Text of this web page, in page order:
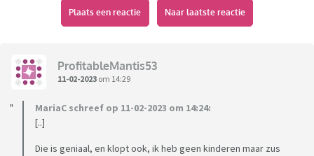
Plaats een reactie Naar laatste reactie
ProfitableMantis53
11-02-2023 om 14:29
MariaC schreef op 11-02-2023 om 14:24:
[..]
Die is geniaal, en klopt ook, ik heb geen kinderen maar zus